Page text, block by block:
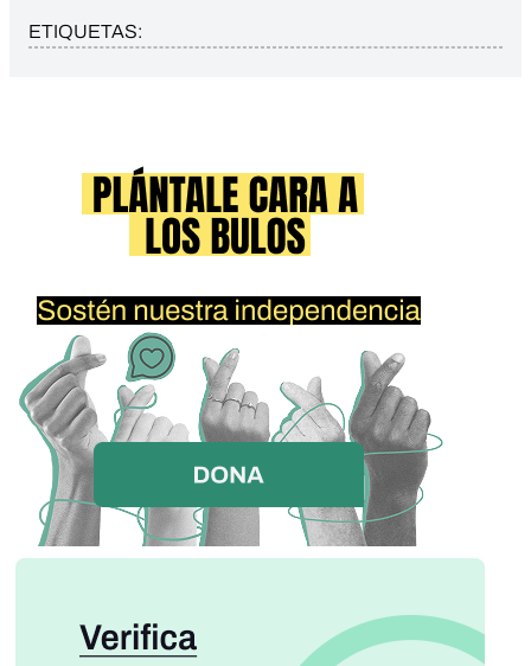
ETIQUETAS: